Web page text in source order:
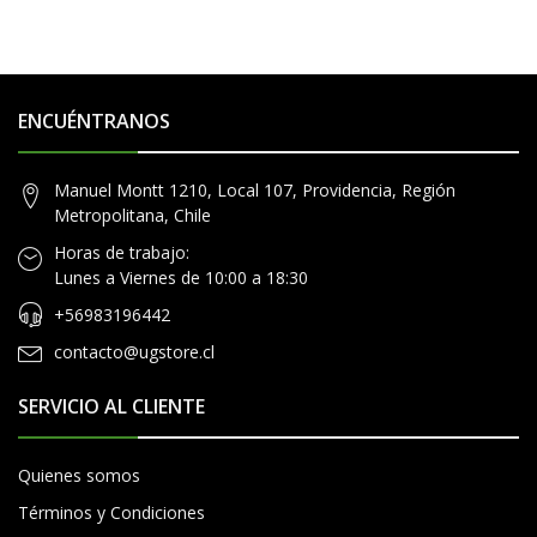
ENCUÉNTRANOS
Manuel Montt 1210, Local 107, Providencia, Región
Metropolitana, Chile
Horas de trabajo:
Lunes a Viernes de 10:00 a 18:30
+56983196442
contacto@ugstore.cl
SERVICIO AL CLIENTE
Quienes somos
Términos y Condiciones